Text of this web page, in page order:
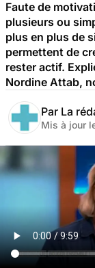
Faute de
plusieurs ou
plus en plus de
permettent de
rester actif.
Nordine Attab,
Par La
Mis à jour